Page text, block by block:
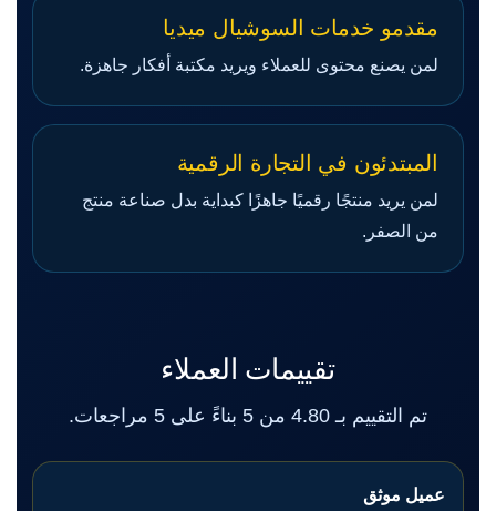
مقدمو خدمات السوشيال ميديا
لمن يصنع محتوى للعملاء ويريد مكتبة أفكار جاهزة.
المبتدئون في التجارة الرقمية
لمن يريد منتجًا رقميًا جاهزًا كبداية بدل صناعة منتج
من الصفر.
تقييمات العملاء
تم التقييم بـ 4.80 من 5 بناءً على 5 مراجعات.
عميل موثق